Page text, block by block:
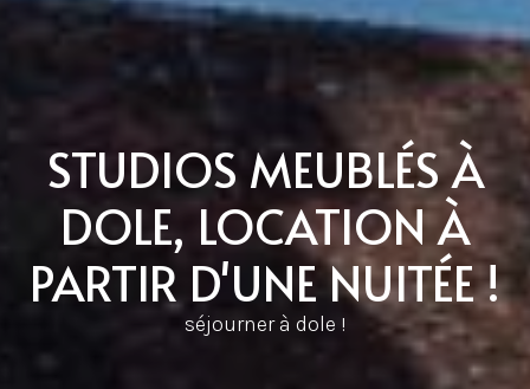
STUDIOS MEUBLÉS À
DOLE, LOCATION À
PARTIR D'UNE NUITÉE !
séjourner à dole !